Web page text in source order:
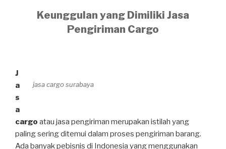
Keunggulan yang Dimiliki Jasa
Pengiriman Cargo
jasa cargo surabaya
J
a
s
a
cargo atau jasa pengiriman merupakan istilah yang
paling sering ditemui dalam proses pengiriman barang.
Ada banyak pebisnis di Indonesia yang menggunakan